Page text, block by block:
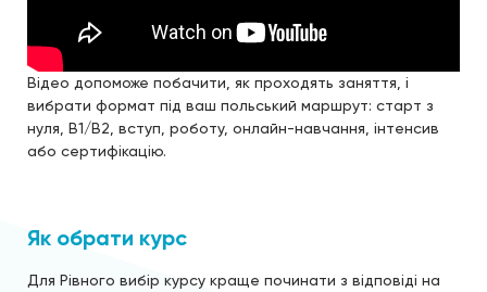
Відео допоможе побачити, як проходять заняття, і
вибрати формат під ваш польський маршрут: старт з
нуля, B1/B2, вступ, роботу, онлайн-навчання, інтенсив
або сертифікацію.
Як обрати курс
Для Рівного вибір курсу краще починати з відповіді на